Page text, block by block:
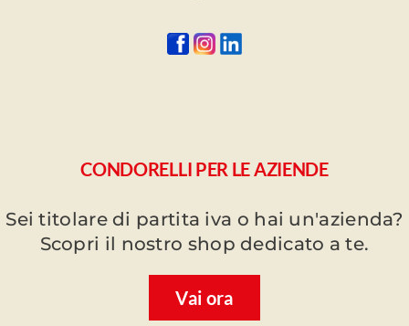
CONDORELLI PER LE AZIENDE
Sei titolare di partita iva o hai un'azienda?
Scopri il nostro shop dedicato a te.
Vai ora